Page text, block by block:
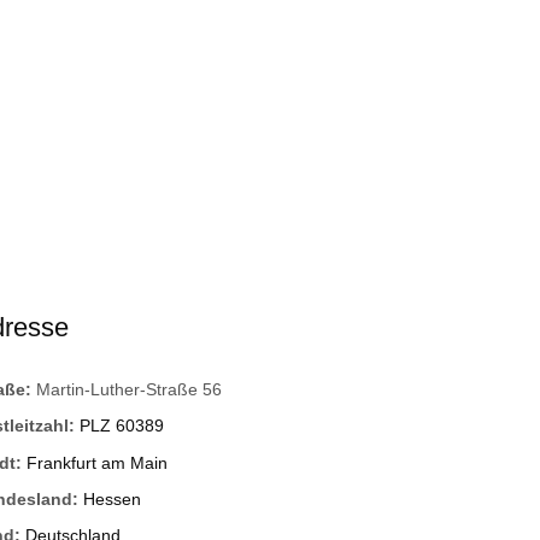
Martin-Luther-Straße 56
PLZ 60389
Frankfurt am Main
Hessen
Deutschland